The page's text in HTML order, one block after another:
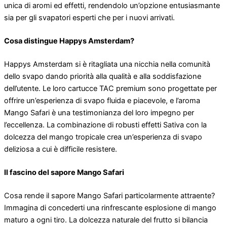
unica di aromi ed effetti, rendendolo un’opzione entusiasmante
sia per gli svapatori esperti che per i nuovi arrivati.
Cosa distingue Happys Amsterdam?
Happys Amsterdam si è ritagliata una nicchia nella comunità
dello svapo dando priorità alla qualità e alla soddisfazione
dell’utente. Le loro cartucce TAC premium sono progettate per
offrire un’esperienza di svapo fluida e piacevole, e l’aroma
Mango Safari è una testimonianza del loro impegno per
l’eccellenza. La combinazione di robusti effetti Sativa con la
dolcezza del mango tropicale crea un’esperienza di svapo
deliziosa a cui è difficile resistere.
Il fascino del sapore Mango Safari
Cosa rende il sapore Mango Safari particolarmente attraente?
Immagina di concederti una rinfrescante esplosione di mango
maturo a ogni tiro. La dolcezza naturale del frutto si bilancia